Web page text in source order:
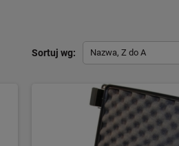
Sortuj wg: Nazwa, Z do A